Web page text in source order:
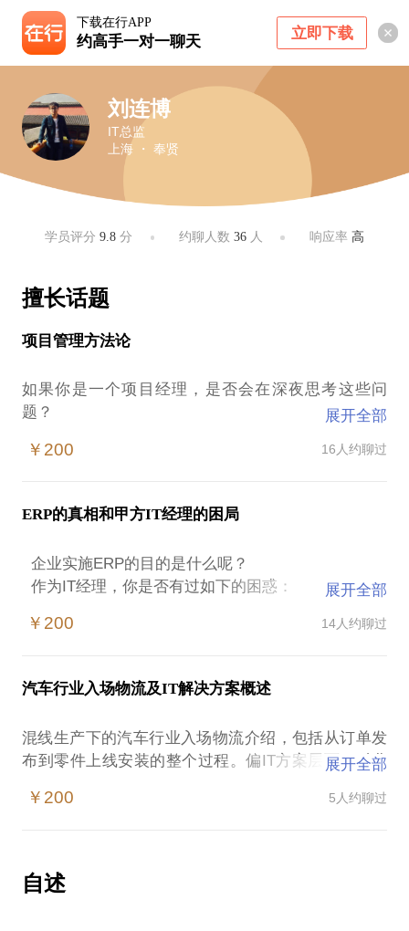
下载在行APP
约高手一对一聊天 立即下载
刘连博
IT总监
上海 ・ 奉贤
学员评分9.8 分 约聊人数 36人 响应率 高
擅长话题
项目管理方法论
如果你是一个项目经理，是否会在深夜思考这些问
题？
我是项目经理，为何在项目中像一个救火队员？
如果你是一个想要从事项目管理的开发或实施人员，
展开全部
￥200 16人约聊过
ERP的真相和甲方IT经理的困局
企业实施ERP的目的是什么呢？
作为IT经理，你是否有过如下的困惑：
- 为什么花了上百万的ERP，反而增加了用户部门的
- 为什么用户的需求总也得不到满足？
- 有了乙方顾问实施，甲方IT的价值是什么？
展开全部
￥200 14人约聊过
汽车行业入场物流及IT解决方案概述
混线生产下的汽车行业入场物流介绍，包括从订单发
布到零件上线安装的整个过程。偏IT方案层面，对业
- 整车厂物流规划及IT系统实施人员。
- 一级零部件供应商物流及IT系统实施人员。
展开全部
￥200 5人约聊过
自述